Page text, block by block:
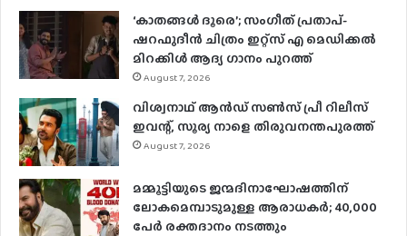
‘കാതങ്ങൾ ദൂരെ’; സംഗീത് പ്രതാപ്-
ഷറഫുദീൻ ചിത്രം ഇറ്റ്സ് എ മെഡിക്കൽ
മിറക്കിൾ ആദ്യ ഗാനം പുറത്ത്
August 7, 2026
വിശ്വനാഥ് ആന്‍ഡ് സണ്‍സ് പ്രീ റിലീസ്
ഇവന്റ്, സൂര്യ നാളെ തിരുവനന്തപുരത്ത്
August 7, 2026
മമ്മൂട്ടിയുടെ ജന്മദിനാഘോഷത്തിന്
ലോകമെമ്പാടുമുള്ള ആരാധകര്‍; 40,000
പേര്‍ രക്തദാനം നടത്തും